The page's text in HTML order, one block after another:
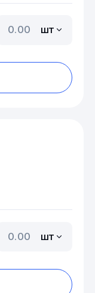
шт
шт